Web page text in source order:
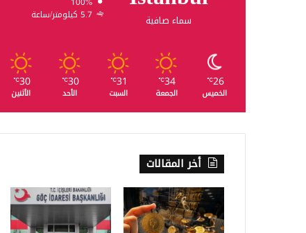
سماء صافية
5.7 كيلومتر/ساعة
26
℃
الخميس
34
℃
الجمعة
31
℃
السبت
30
℃
الأحد
30
℃
الأثنين
أخر المقالات